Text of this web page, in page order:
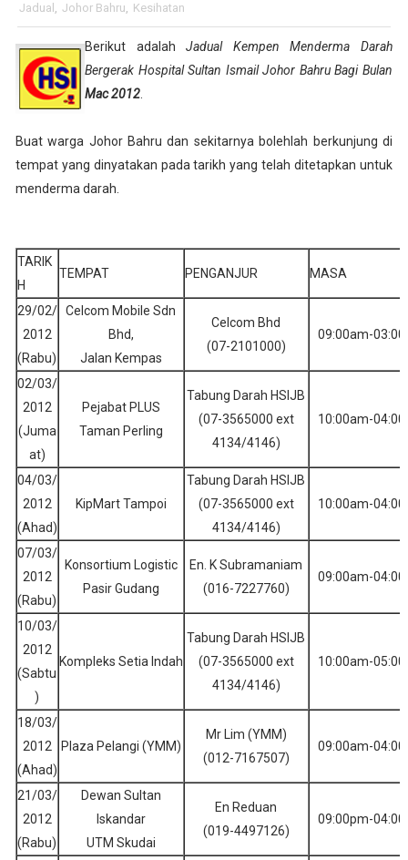
Jadual , Johor Bahru, Kesihatan
Berikut adalahJadual Kempen Menderma Darah
Bergerak Hospital Sultan Ismail Johor Bahru Bagi Bulan
Mac 2012.
Buat warga Johor Bahru dan sekitarnya bolehlah berkunjung di
tempat yang dinyatakan pada tarikh yang telah ditetapkan untuk
menderma darah.
TARIK
H
TEMPAT PENGANJUR MASA
29/02/
2012
(Rabu)
Celcom Mobile Sdn
Bhd,
Jalan Kempas
Celcom Bhd
(07-2101000)
09:00am-
02/03/
2012
(Juma
at)
Pejabat PLUS
Taman Perling
Tabung Darah HSIJB
(07-3565000 ext
4134/4146)
10:00am-
04/03/
2012
(Ahad)
KipMart Tampoi
Tabung Darah HSIJB
(07-3565000 ext
4134/4146)
10:00am-
07/03/
2012
(Rabu)
Konsortium Logistic
Pasir Gudang
En. K Subramaniam
(016-7227760)
09:00am-
10/03/
2012
(Sabtu
)
Kompleks Setia Indah
Tabung Darah HSIJB
(07-3565000 ext
4134/4146)
10:00am-
18/03/
2012
(Ahad)
Plaza Pelangi (YMM)
Mr Lim (YMM)
(012-7167507)
09:00am-
21/03/
2012
(Rabu)
Dewan Sultan
Iskandar
UTM Skudai
En Reduan
(019-4497126)
09:00pm-